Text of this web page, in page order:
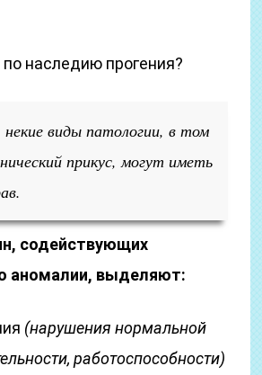
наследию прогения?
виды патологии, в том
прикус, могут иметь
содействующих
аномалии, выделяют:
(нарушения нормальной
работоспособности)